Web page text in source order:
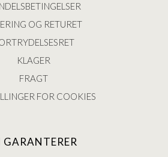
OG RETURET
KLAGER
FRAGT
FOR COOKIES
GARANTERER